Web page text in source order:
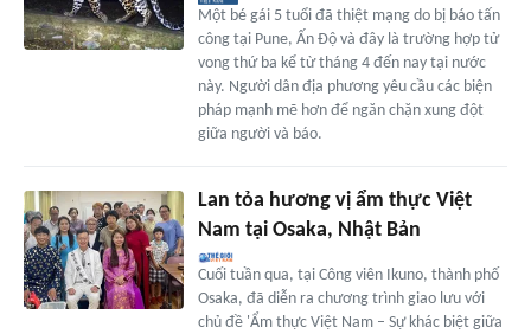
Một bé gái 5 tuổi đã thiệt mạng do bị báo tấn
công tại Pune, Ấn Độ và đây là trường hợp tử
vong thứ ba kể từ tháng 4 đến nay tại nước
này. Người dân địa phương yêu cầu các biện
pháp mạnh mẽ hơn để ngăn chặn xung đột
giữa người và báo.
Lan tỏa hương vị ẩm thực Việt
Nam tại Osaka, Nhật Bản
Cuối tuần qua, tại Công viên Ikuno, thành phố
Osaka, đã diễn ra chương trình giao lưu với
chủ đề 'Ẩm thực Việt Nam – Sự khác biệt giữa